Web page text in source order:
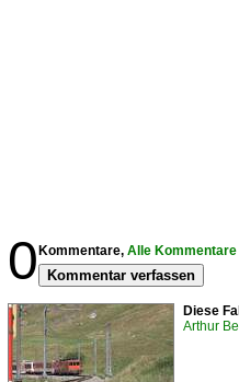
0 Kommentare, Alle Kommentare
Kommentar verfassen
Diese
Arthur